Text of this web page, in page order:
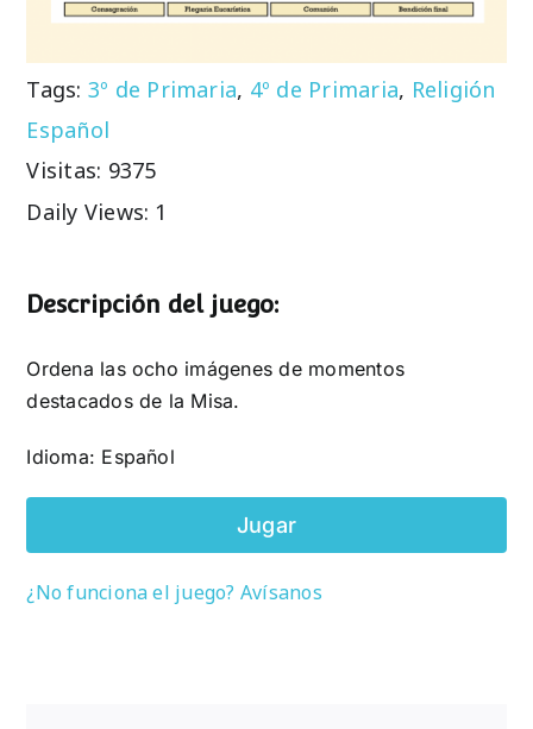
Tags: 3º de Primaria, 4º de Primaria, Religión
Español
Visitas: 9375
Daily Views: 1
Descripción del juego:
Ordena las ocho imágenes de momentos
destacados de la Misa.
Idioma: Español
Jugar
¿No funciona el juego? Avísanos